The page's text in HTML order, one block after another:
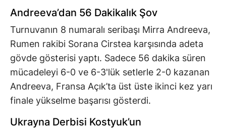
Andreeva’dan 56 Dakikalık Şov
Turnuvanın 8 numaralı seribaşı Mirra Andreeva,
Rumen rakibi Sorana Cirstea karşısında adeta
gövde gösterisi yaptı. Sadece 56 dakika süren
mücadeleyi 6-0 ve 6-3'lük setlerle 2-0 kazanan
Andreeva, Fransa Açık’ta üst üste ikinci kez yarı
finale yükselme başarısı gösterdi.
Ukrayna Derbisi Kostyuk’un